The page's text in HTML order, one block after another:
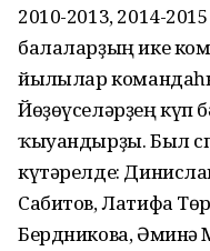
2010-2013, 2014-
балаларҙың ике
йылғылар
Йөҙөүселәрҙең күп
ҡыуандырҙы. Был
күтәрелде:
Сабитов, Латифа
Бердникова, Әминә